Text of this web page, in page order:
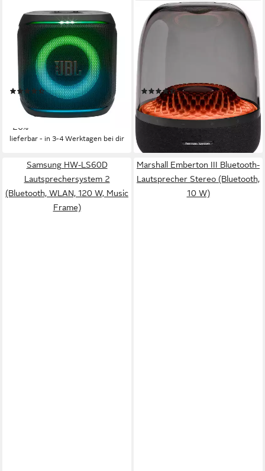
JBL
PartyBox ENCORE 2 Party-
Lautsprecher
Bluetooth Netzwerkstandard
100 W
Gesamtleistung
9,15 kg
Gewicht
(13)
259,00 € UVP349,99 €
12,86 €mtl. in 24 Raten
-26%
lieferbar - in 3-4 Werktagen bei dir
HARMAN/KARDON
Aura Studio 4 Bluetooth-
Lautsprecher
100 W
(47)
219,99 € UVP329,99 €
20,09 €mtl. in 12 Raten
-33%
lieferbar - in 3-4 Werktagen bei dir
Samsung HW-LS60D
Lautsprechersystem 2
(Bluetooth, WLAN, 120 W, Music
Frame)
Marshall Emberton III Bluetooth-
Lautsprecher Stereo (Bluetooth,
10 W)